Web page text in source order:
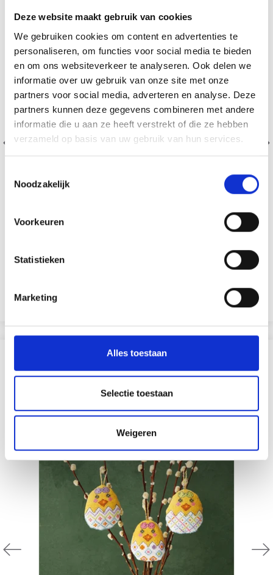
Deze website maakt gebruik van cookies
We gebruiken cookies om content en advertenties te
personaliseren, om functies voor social media te bieden
en om ons websiteverkeer te analyseren. Ook delen we
informatie over uw gebruik van onze site met onze
partners voor social media, adverteren en analyse. Deze
partners kunnen deze gegevens combineren met andere
informatie die u aan ze heeft verstrekt of die ze hebben
verzameld op basis van uw gebruik van hun services.
Noodzakelijk
Voorkeuren
Statistieken
Marketing
Alles toestaan
Selectie toestaan
Weigeren
EUR 12.99EUR 16.25
Voeg toe aan winkelwagen
ANDEREN KOCHTEN OOK